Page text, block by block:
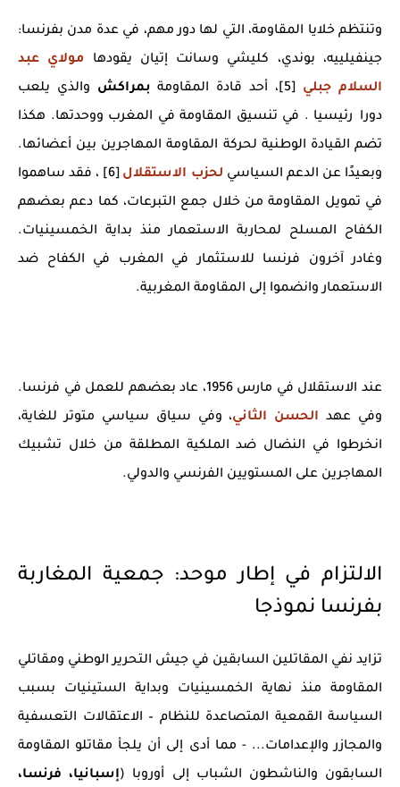
وتنتظم خلايا المقاومة، التي لها دور مهم، في عدة مدن بفرنسا:
جينفيلييه، بوندي، كليشي وسانت إتيان يقودها مولاي عبد
السلام جبلي [5]، أحد قادة المقاومة بمراكش والذي يلعب
دورا رئيسيا . في تنسيق المقاومة في المغرب ووحدتها. هكذا
تضم ​​القيادة الوطنية لحركة المقاومة المهاجرين بين أعضائها.
وبعيدًا عن الدعم السياسي لحزب الاستقلال
[6] ، فقد ساهموا
في تمويل المقاومة من خلال جمع التبرعات، كما دعم بعضهم
الكفاح المسلح لمحاربة الاستعمار منذ بداية الخمسينيات.
وغادر آخرون فرنسا للاستثمار في المغرب في الكفاح ضد
الاستعمار وانضموا إلى المقاومة المغربية.
عند الاستقلال في مارس 1956، عاد بعضهم للعمل في فرنسا.
وفي عهد الحسن الثاني، وفي سياق سياسي متوتر للغاية،
انخرطوا في النضال ضد الملكية المطلقة من خلال تشبيك
المهاجرين على المستويين الفرنسي والدولي.
الالتزام في إطار موحد: جمعية المغاربة
بفرنسا نموذجا
تزايد نفي المقاتلين السابقين في جيش التحرير الوطني ومقاتلي
المقاومة منذ نهاية الخمسينيات وبداية الستينيات بسبب
السياسة القمعية المتصاعدة للنظام – الاعتقالات التعسفية
والمجازر والإعدامات... - مما أدى إلى أن يلجأ مقاتلو المقاومة
السابقون والناشطون الشباب إلى أوروبا (إسبانيا، فرنسا،